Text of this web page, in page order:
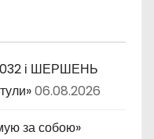
032 і ШЕРШЕНЬ
06.08.2026
за собою»